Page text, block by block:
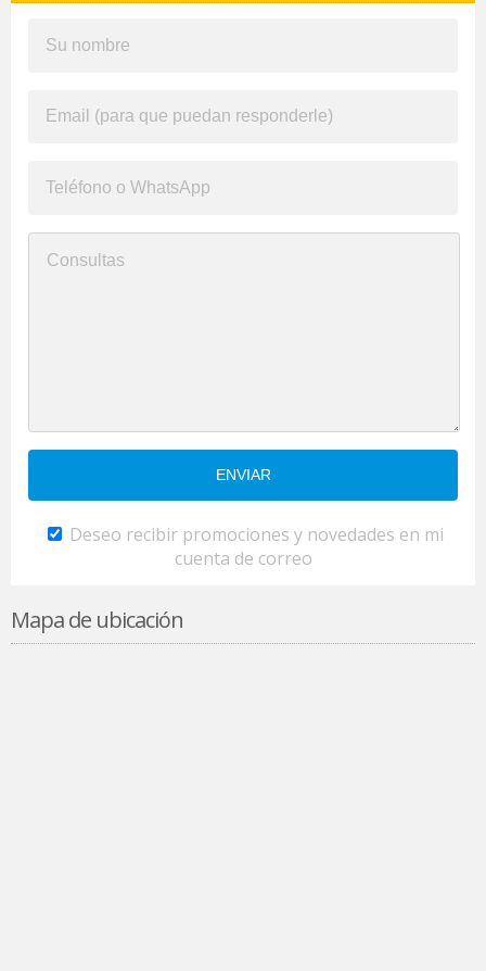
Deseo recibir promociones y novedades en mi
cuenta de correo
Mapa de ubicación